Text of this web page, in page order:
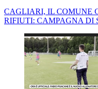
CAGLIARI, IL COMUNE
RIFIUTI: CAMPAGNA DI